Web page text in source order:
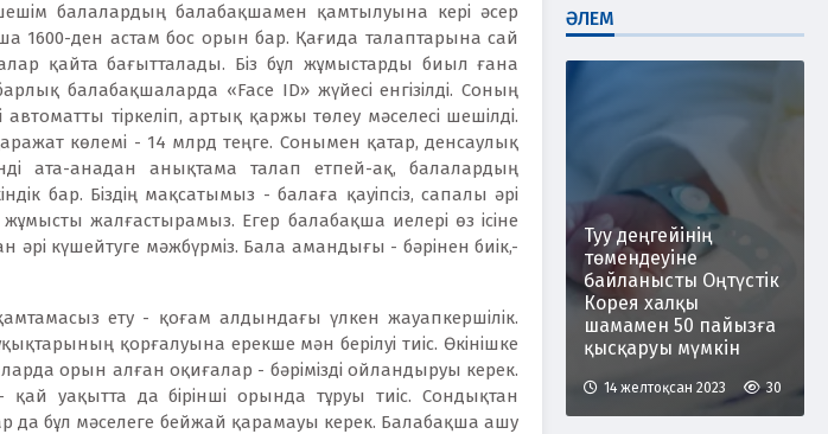
балалардың балабақшамен қамтылуына кері әсер
1600-ден астам бос орын бар. Қағида талаптарына сай
қайта бағытталады. Біз бұл жұмыстарды биыл ғана
балабақшаларда «Face ID» жүйесі енгізілді. Соның
тіркеліп, артық қаржы төлеу мәселесі шешілді.
көлемі - 14 млрд теңге. Сонымен қатар, денсаулық
ата-анадан анықтама талап етпей-ақ, балалардың
бар. Біздің мақсатымыз - балаға қауіпсіз, сапалы әрі
жалғастырамыз. Егер балабақша иелері өз ісіне
әрі күшейтуге мәжбүрміз. Бала амандығы - бәрінен биік,-
қамтамасыз ету - қоғам алдындағы үлкен жауапкершілік.
қорғалуына ерекше мән берілуі тиіс. Өкінішке
орын алған оқиғалар - бәрімізді ойландыруы керек.
уақытта да бірінші орында тұруы тиіс. Сондықтан
да бұл мәселеге бейжай қарамауы керек. Балабақша ашу
ӘЛЕМ
Туу деңгейінің
төмендеуіне
байланысты Оңтүстік
Корея халқы
шамамен 50 пайызға
қысқаруы мүмкін
14 желтоқсан 2023 30